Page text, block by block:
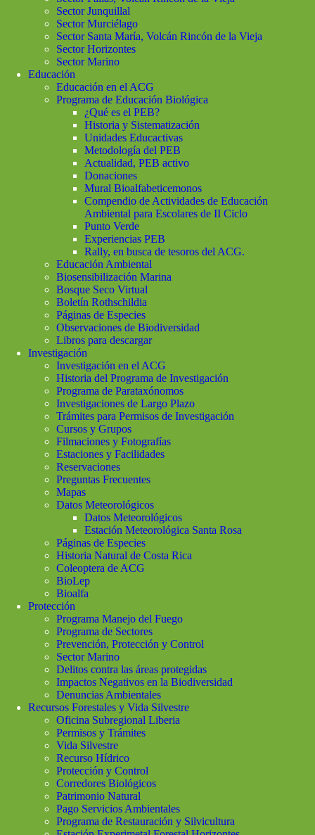
Sector Junquillal
Sector Murciélago
Sector Santa María, Volcán Rincón de la Vieja
Sector Horizontes
Sector Marino
Educación
Educación en el ACG
Programa de Educación Biológica
¿Qué es el PEB?
Historia y Sistematización
Unidades Educactivas
Metodología del PEB
Actualidad, PEB activo
Donaciones
Mural Bioalfabeticemonos
Compendio de Actividades de Educación
Ambiental para Escolares de II Ciclo
Punto Verde
Experiencias PEB
Rally, en busca de tesoros del ACG.
Educación Ambiental
Biosensibilización Marina
Bosque Seco Virtual
Boletín Rothschildia
Páginas de Especies
Observaciones de Biodiversidad
Libros para descargar
Investigación
Investigación en el ACG
Historia del Programa de Investigación
Programa de Parataxónomos
Investigaciones de Largo Plazo
Trámites para Permisos de Investigación
Cursos y Grupos
Filmaciones y Fotografías
Estaciones y Facilidades
Reservaciones
Preguntas Frecuentes
Mapas
Datos Meteorológicos
Datos Meteorológicos
Estación Meteorológica Santa Rosa
Páginas de Especies
Historia Natural de Costa Rica
Coleoptera de ACG
BioLep
Bioalfa
Protección
Programa Manejo del Fuego
Programa de Sectores
Prevención, Protección y Control
Sector Marino
Delitos contra las áreas protegidas
Impactos Negativos en la Biodiversidad
Denuncias Ambientales
Recursos Forestales y Vida Silvestre
Oficina Subregional Liberia
Permisos y Trámites
Vida Silvestre
Recurso Hídrico
Protección y Control
Corredores Biológicos
Patrimonio Natural
Pago Servicios Ambientales
Programa de Restauración y Silvicultura